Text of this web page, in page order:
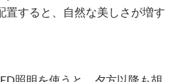
置すると、自然な美しさが増す